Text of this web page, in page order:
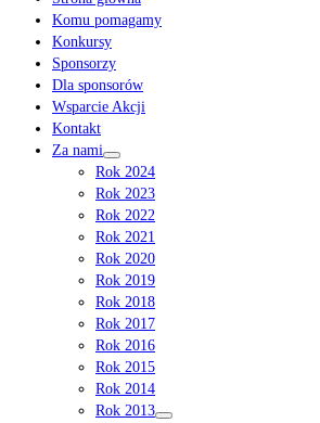
Komu pomagamy
Konkursy
Sponsorzy
Dla sponsorów
Wsparcie Akcji
Kontakt
Za nami
Rok 2024
Rok 2023
Rok 2022
Rok 2021
Rok 2020
Rok 2019
Rok 2018
Rok 2017
Rok 2016
Rok 2015
Rok 2014
Rok 2013